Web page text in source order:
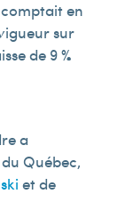
en
sur
de 9 %
a
Québec,
et de